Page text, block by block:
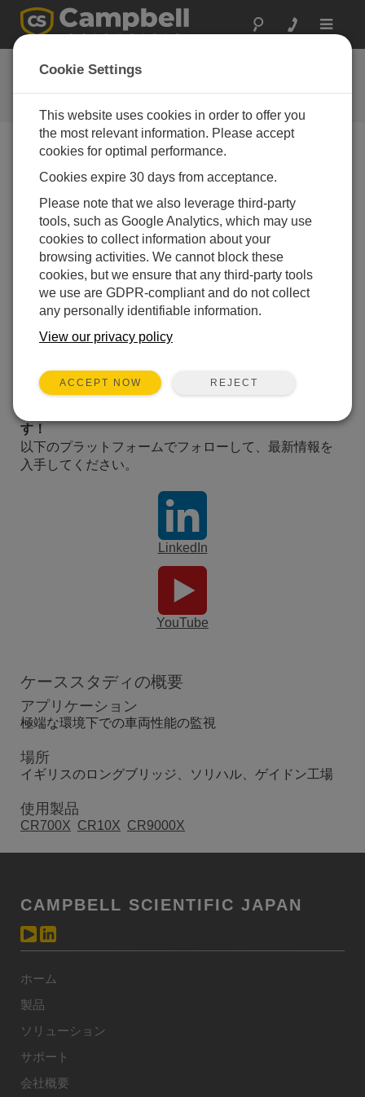
Toggle
イギリス：車両性能
および耐久性試験
Campbell Scientificのデータ取得システムは、英国を拠
く使用されています。ローバーはロングブリッジ、ソ
リハル、ゲイドンの各工場で、Campbell Scientificのデ
ータ取得システムを使用して新車をテストしていま
す。ローバーは世界中でCampbell Scientificの機器を使
用して、極度の高温や低温の気候における性能と耐久
性をテストしています。同社は CR9000、CR7、
CR10X を組み合わせて使用​​しており、50 台を超える
Campbell Scientific システムを保有しています。
す！
以下のプラットフォームでフォローして、最新情報を
入手してください。
LinkedIn
YouTube
ケーススタディの概要
アプリケーション
極端な環境下での車両性能の監視
場所
イギリスのロングブリッジ、ソリハル、ゲイドン工場
使用製品
CR700X CR10X CR9000X
CAMPBELL SCIENTIFIC JAPAN
ホーム
製品
ソリューション
サポート
会社概要
Cookie Settings
This website uses cookies in order to offer you
the most relevant information. Please accept
cookies for optimal performance.
Cookies expire 30 days from acceptance.
Please note that we also leverage third-party
tools, such as Google Analytics, which may use
cookies to collect information about your
browsing activities. We cannot block these
cookies, but we ensure that any third-party tools
we use are GDPR-compliant and do not collect
any personally identifiable information.
View our privacy policy
ACCEPT NOW REJECT